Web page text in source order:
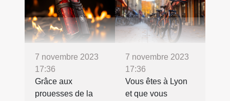
7 novembre 2023
17:36
Grâce aux
prouesses de la
7 novembre 2023
17:36
Vous êtes à Lyon
et que vous